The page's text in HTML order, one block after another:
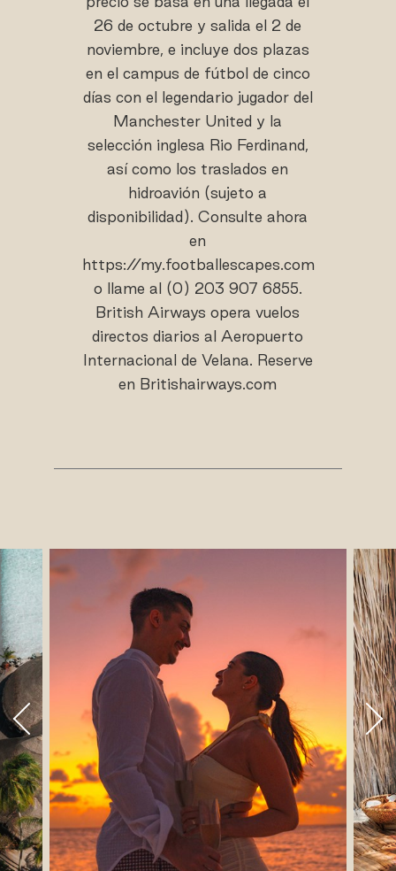
26 de octubre y salida el 2 de
noviembre, e incluye dos plazas
en el campus de fútbol de cinco
días con el legendario jugador del
Manchester United y la
selección inglesa Rio Ferdinand,
así como los traslados en
hidroavión (sujeto a
disponibilidad). Consulte ahora
en
https://my.footballescapes.com
o llame al (0) 203 907 6855.
British Airways opera vuelos
directos diarios al Aeropuerto
Internacional de Velana. Reserve
en Britishairways.com